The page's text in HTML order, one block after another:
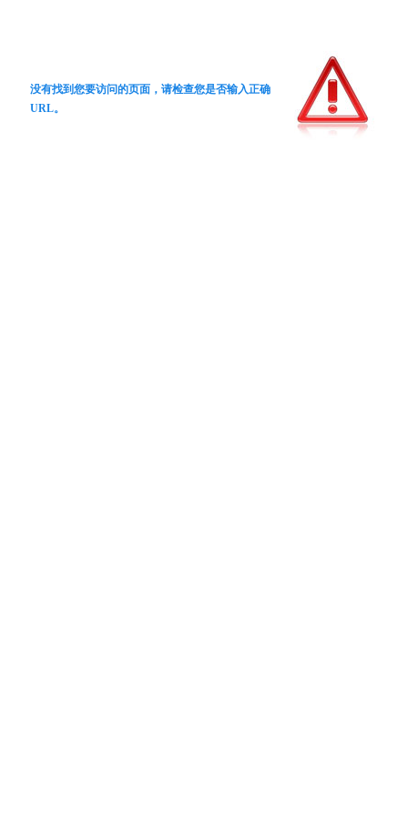
没有找到您要访问的页面，请检查您是否输入正确
URL。